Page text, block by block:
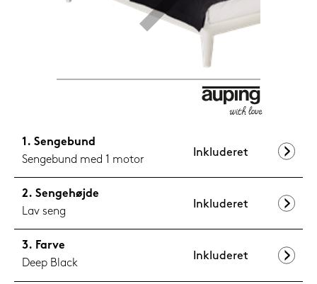
Sengebund
Sengebund med 1 motor
Inkluderet
Sengehøjde
Lav seng
Inkluderet
Farve
Deep Black
Inkluderet